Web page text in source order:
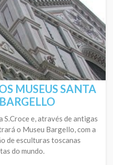
MUSEUS SANTA
e, através de antigas
o Museu Bargello, com a
de esculturas toscanas
do mundo.